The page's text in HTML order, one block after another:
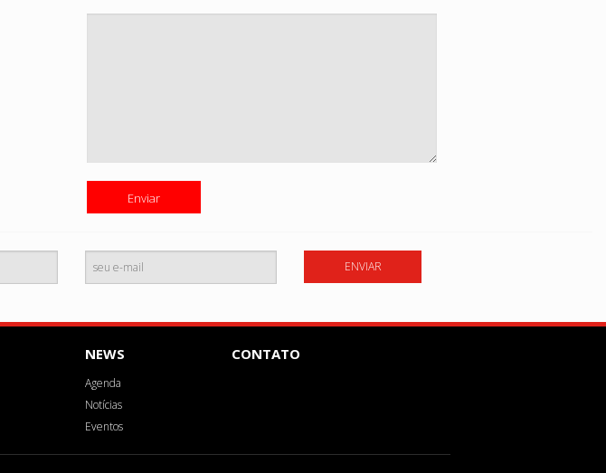
ENVIAR
NEWS
Agenda
Notícias
Eventos
CONTATO